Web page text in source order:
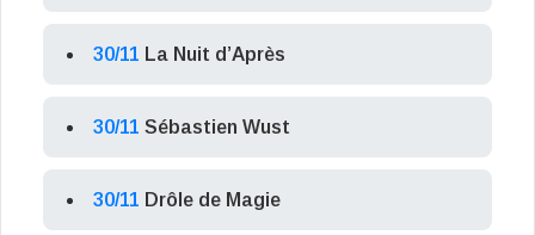
30/11 La Nuit d’Après
30/11 Sébastien Wust
30/11 Drôle de Magie